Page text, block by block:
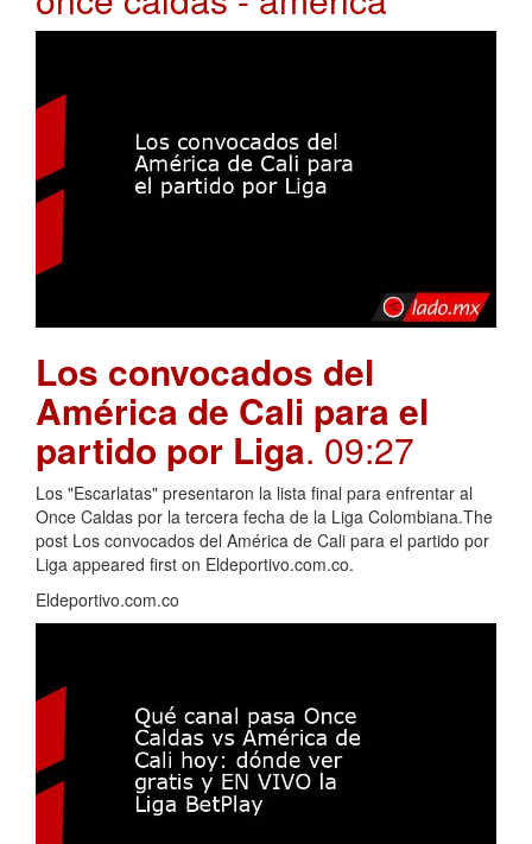
Los convocados del
América de Cali para el
partido por Liga. 09:27
Los "Escarlatas" presentaron la lista final para enfrentar al
Once Caldas por la tercera fecha de la Liga Colombiana.The
post Los convocados del América de Cali para el partido por
Liga appeared first on Eldeportivo.com.co.
Eldeportivo.com.co